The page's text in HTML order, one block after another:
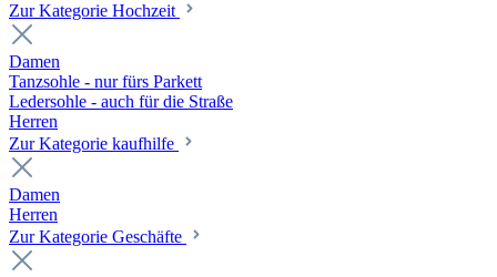
Zur Kategorie Hochzeit
Damen
Tanzsohle - nur fürs Parkett
Ledersohle - auch für die Straße
Herren
Zur Kategorie kaufhilfe
Damen
Herren
Zur Kategorie Geschäfte